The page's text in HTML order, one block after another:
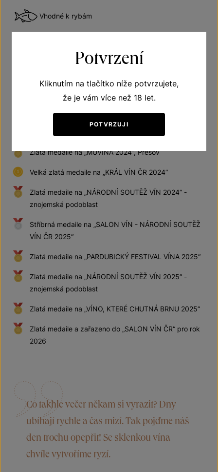
Vhodné k rybám
Vhodné k sýrům
Získaná ocenění
Zlatá medaile na „MUVINA 2024“, Prešov
Velká zlatá medaile na „KRÁL VÍN ČR 2024“
Zlatá medaile na „NÁRODNÍ SOUTĚŽ VÍN 2024“ -
znojemská podoblast
Stříbrná medaile na „SALON VÍN - NÁRODNÍ SOUTĚŽ
VÍN ČR 2025“
Zlatá medaile na „PARDUBICKÝ FESTIVAL VÍNA 2025“
Zlatá medaile na „NÁRODNÍ SOUTĚŽ VÍN 2025“ -
znojemská podoblast
Zlatá medaile na „VÍNO, KTERÉ CHUTNÁ BRNU 2025“
Zlatá medaile a zařazeno do „SALON VÍN ČR“ pro rok
2026
Co takhle večer někam si vyrazit? Dny
ubíhají rychle a čas mizí. Tak pojďme náš
den trochu opepřit! Se sklenkou vína
chvíle vytvoříme ryzí.
Potvrzení
Kliknutím na tlačítko níže potvrzujete,
že je vám více než 18 let.
POTVRZUJI